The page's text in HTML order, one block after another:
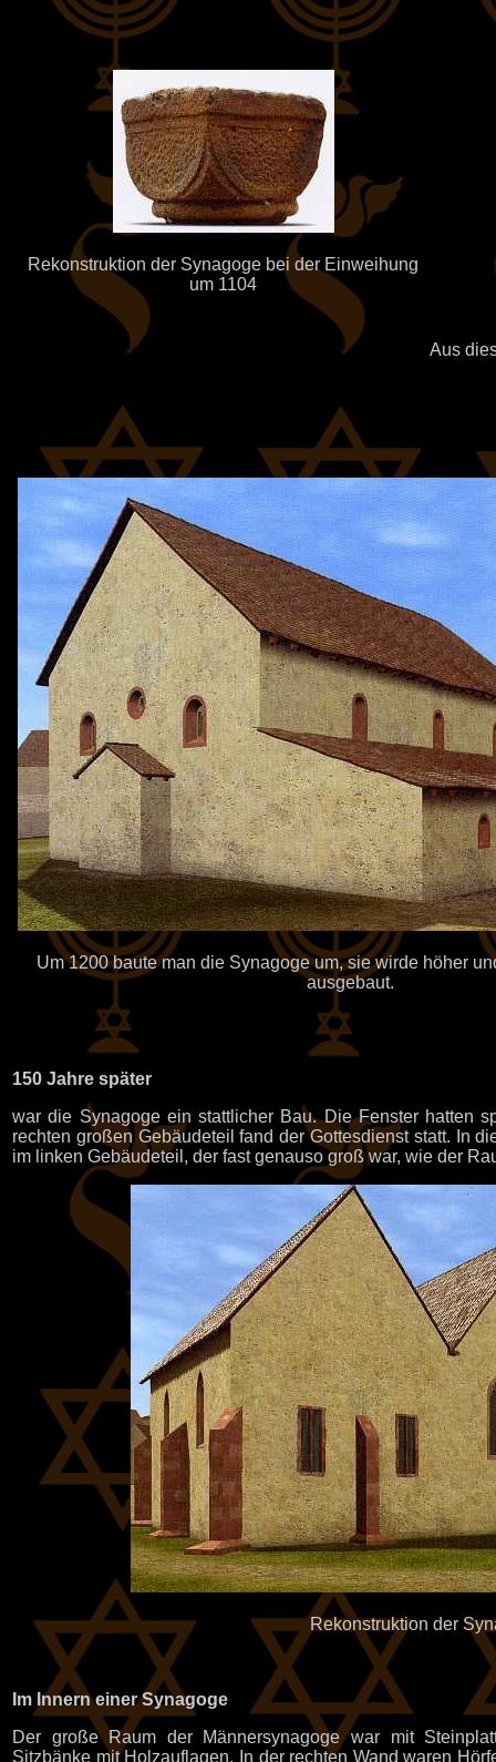
Rekonstruktion der Synagoge bei der Einweihung
um 1104
Aus
Um 1200 baute man die Synagoge um, sie wirde höher
ausgebaut.
150 Jahre später
war die Synagoge ein stattlicher Bau. Die Fenster hatten
rechten großen Gebäudeteil fand der Gottesdienst statt. In
im linken Gebäudeteil, der fast genauso groß war, wie der
Rekonstruktion der
Im Innern einer Synagoge
Der große Raum der Männersynagoge war mit
Sitzbänke mit Holzauflagen. In der rechten Wand waren